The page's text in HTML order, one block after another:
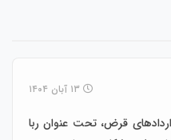
قرض، تحت عنوان ربا